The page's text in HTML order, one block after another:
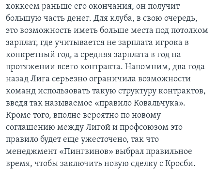
хоккеем раньше его окончания, он получит
большую часть денег. Для клуба, в свою очередь,
это возможность иметь больше места под потолком
зарплат, где учитывается не зарплата игрока в
конкретный год, а средняя зарплата в год на
протяжении всего контракта. Напомним, два года
назад Лига серьезно ограничила возможности
команд использовать такую структуру контрактов,
введя так называемое «правило Ковальчука».
Кроме того, вполне вероятно по новому
соглашению между Лигой и профсоюзом это
правило будет еще ужесточено, так что
менеджмент «Пингвинов» выбрал правильное
время, чтобы заключить новую сделку с Кросби.